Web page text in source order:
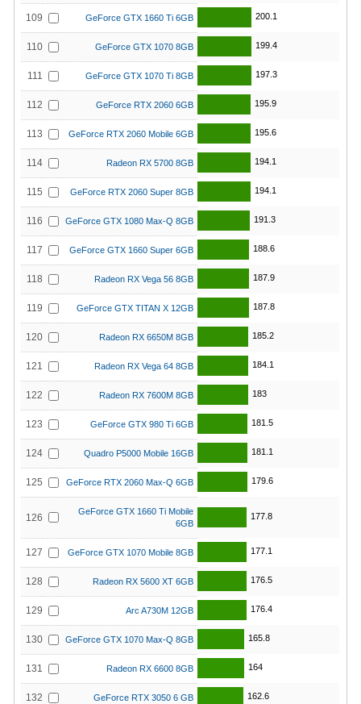
109 GeForce GTX 1660 Ti 6GB 200.1
110 GeForce GTX 1070 8GB 199.4
111 GeForce GTX 1070 Ti 8GB 197.3
112 GeForce RTX 2060 6GB 195.9
113 GeForce RTX 2060 Mobile 6GB 195.6
114 Radeon RX 5700 8GB 194.1
115 GeForce RTX 2060 Super 8GB 194.1
116 GeForce GTX 1080 Max-Q 8GB 191.3
117 GeForce GTX 1660 Super 6GB 188.6
118 Radeon RX Vega 56 8GB 187.9
119 GeForce GTX TITAN X 12GB 187.8
120 Radeon RX 6650M 8GB 185.2
121 Radeon RX Vega 64 8GB 184.1
122 Radeon RX 7600M 8GB 183
123 GeForce GTX 980 Ti 6GB 181.5
124 Quadro P5000 Mobile 16GB 181.1
125 GeForce RTX 2060 Max-Q 6GB 179.6
126
GeForce GTX 1660 Ti Mobile
6GB
177.8
127 GeForce GTX 1070 Mobile 8GB 177.1
128 Radeon RX 5600 XT 6GB 176.5
129 Arc A730M 12GB 176.4
130 GeForce GTX 1070 Max-Q 8GB 165.8
131 Radeon RX 6600 8GB 164
132 GeForce RTX 3050 6 GB 162.6